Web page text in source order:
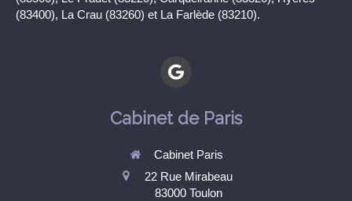
(83400), La Crau (83260) et La Farlède (83210).
Cabinet de Paris
Cabinet Paris
22 Rue Mirabeau
83000 Toulon